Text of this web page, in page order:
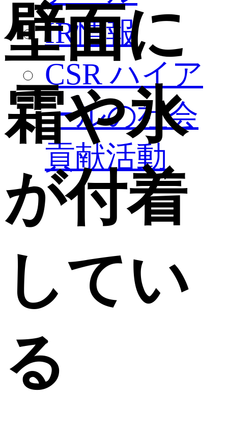
IR情報
CSR ハイア
ールの社会
貢献活動
壁面に
霜や氷
が付着
してい
る